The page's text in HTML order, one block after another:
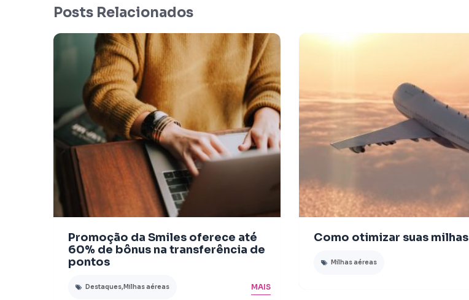
Posts Relacionados
Promoção da Smiles oferece até
60% de bônus na transferência de
pontos
Destaques, Milhas aéreas MAIS
Como otimizar suas milhas
Milhas aéreas